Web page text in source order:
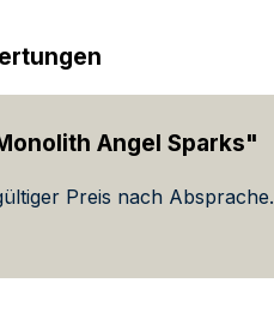
Angel Sparks"
Preis nach Absprache.